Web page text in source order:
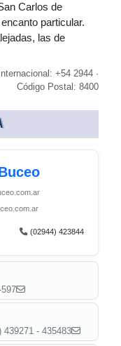
Carlos de
particular.
las de
+54 2944 ·
Código Postal: 8400
(02944) 423844
439271 - 435483